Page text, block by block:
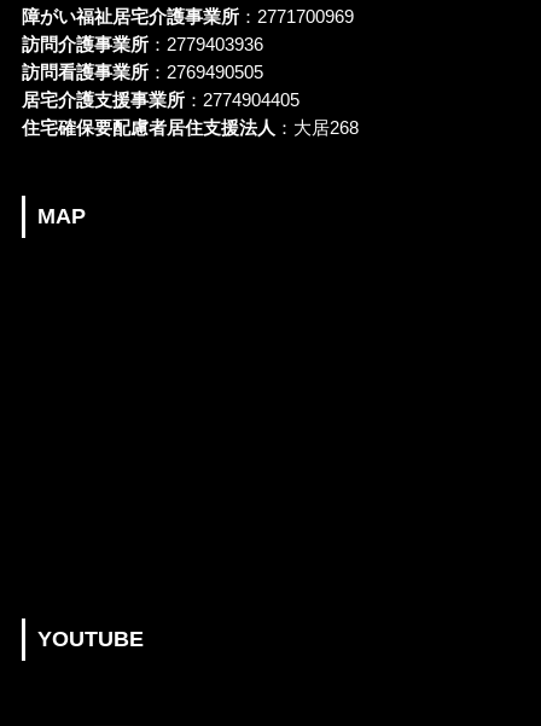
障がい福祉居宅介護事業所：2771700969
訪問介護事業所：2779403936
訪問看護事業所：2769490505
居宅介護支援事業所：2774904405
住宅確保要配慮者居住支援法人 ：大居268
MAP
YOUTUBE